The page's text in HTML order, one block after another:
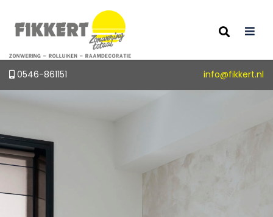
0546-861151 info@fikkert.nl